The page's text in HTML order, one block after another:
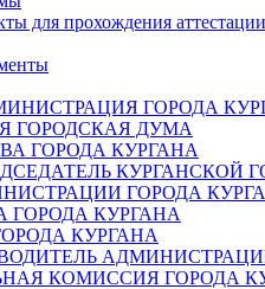
для прохождения аттестации
ГОРОДА
ГОРОДСКАЯ ДУМА
ГОРОДА КУРГАНА
КУРГАНСКОЙ
ГОРОДА
ГОРОДА КУРГАНА
КУРГАНА
КОМИССИЯ ГОРОДА